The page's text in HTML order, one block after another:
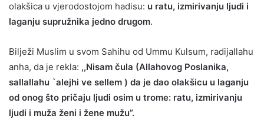
olakšica u vjerodostojom hadisu: u ratu, izmirivanju ljudi i
laganju supružnika jedno drugom.
Bilježi Muslim u svom Sahihu od Ummu Kulsum, radijallahu
anha, da je rekla: ,,Nisam čula (Allahovog Poslanika,
sallallahu `alejhi ve sellem ) da je dao olakšicu u laganju
od onog što pričaju ljudi osim u trome: ratu, izmirivanju
ljudi i muža ženi i žene mužu”.